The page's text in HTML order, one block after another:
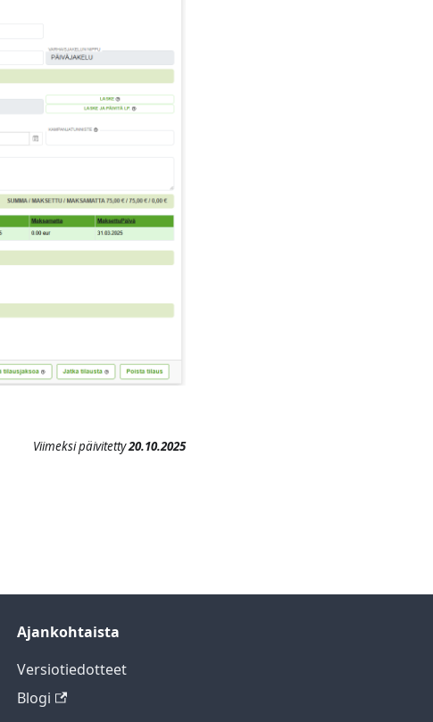
Viimeksi päivitetty20.10.2025
Ajankohtaista
Versiotiedotteet
Blogi